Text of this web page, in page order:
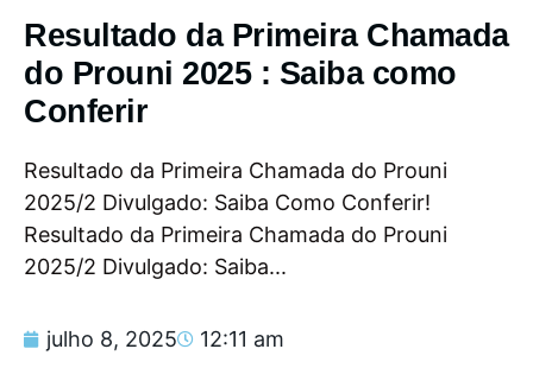
Resultado da Primeira Chamada
do Prouni 2025 : Saiba como
Conferir
Resultado da Primeira Chamada do Prouni
2025/2 Divulgado: Saiba Como Conferir!
Resultado da Primeira Chamada do Prouni
2025/2 Divulgado: Saiba...
julho 8, 2025 12:11 am